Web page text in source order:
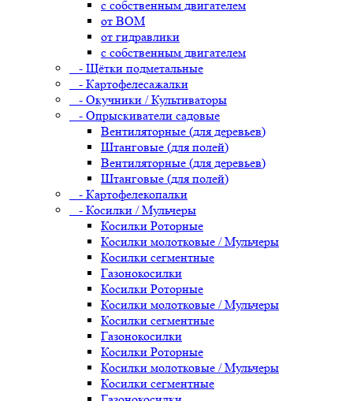
с собственным двигателем
от ВОМ
от гидравлики
с собственным двигателем
- Щётки подметальные
- Картофелесажалки
- Окучники / Культиваторы
- Опрыскиватели садовые
Вентиляторные (для деревьев)
Штанговые (для полей)
Вентиляторные (для деревьев)
Штанговые (для полей)
- Картофелекопалки
- Косилки / Мульчеры
Косилки Роторные
Косилки молотковые / Мульчеры
Косилки сегментные
Газонокосилки
Косилки Роторные
Косилки молотковые / Мульчеры
Косилки сегментные
Газонокосилки
Косилки Роторные
Косилки молотковые / Мульчеры
Косилки сегментные